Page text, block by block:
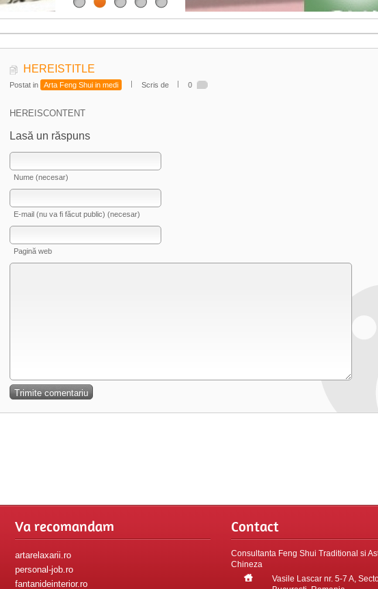
HEREISTITLE
Postat in Arta Feng Shui in medi Scris de 0
HEREISCONTENT
Lasă un răspuns
Nume (necesar)
E-mail (nu va fi făcut public) (necesar)
Pagină web
Va recomandam
artarelaxarii.ro
personal-job.ro
fantanideinterior.ro
Contact
Consultanta Feng Shui Traditional si
Chineza
Vasile Lascar nr. 5-7 A,